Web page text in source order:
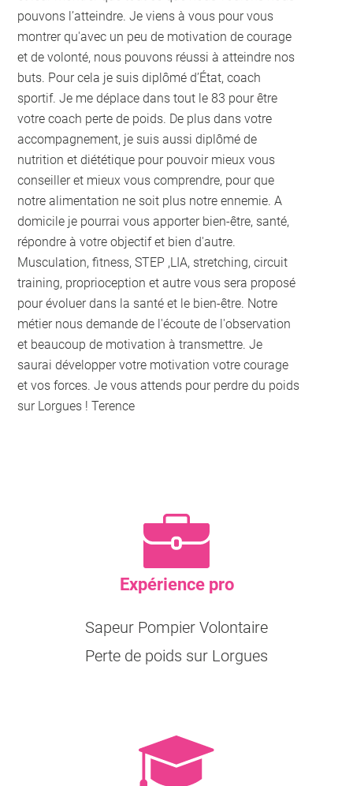
pouvons l’atteindre. Je viens à vous pour vous
montrer qu'avec un peu de motivation de courage
et de volonté, nous pouvons réussi à atteindre nos
buts. Pour cela je suis diplômé d’État, coach
sportif. Je me déplace dans tout le 83 pour être
votre coach perte de poids. De plus dans votre
accompagnement, je suis aussi diplômé de
nutrition et diététique pour pouvoir mieux vous
conseiller et mieux vous comprendre, pour que
notre alimentation ne soit plus notre ennemie. A
domicile je pourrai vous apporter bien-être, santé,
répondre à votre objectif et bien d'autre.
Musculation, fitness, STEP ,LIA, stretching, circuit
training, proprioception et autre vous sera proposé
pour évoluer dans la santé et le bien-être. Notre
métier nous demande de l'écoute de l'observation
et beaucoup de motivation à transmettre. Je
saurai développer votre motivation votre courage
et vos forces. Je vous attends pour perdre du poids
sur Lorgues ! Terence
Expérience pro
Sapeur Pompier Volontaire
Perte de poids sur Lorgues